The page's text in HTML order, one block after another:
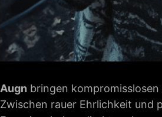
Augn bringen
Zwischen rauer Ehrlichkeit und